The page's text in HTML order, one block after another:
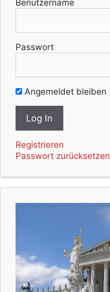
Benutzername
Passwort
Angemeldet bleiben
Registrieren
Passwort zurücksetzen